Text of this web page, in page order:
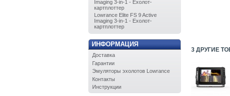
Imaging 3-in-1 - Ехолот-
картплоттер
Lowrance Elite FS 9 Active
Imaging 3-in-1 - Ехолот-
картплоттер
ИНФОРМАЦИЯ
Доставка
Гарантии
Эмуляторы эхолотов Lowrance
Контакты
Инструкции
3 ДРУГИЕ